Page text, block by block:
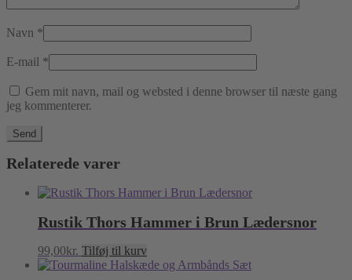
Navn *
E-mail *
Gem mit navn, mail og websted i denne browser til næste gang
jeg kommenterer.
Relaterede varer
Rustik Thors Hammer i Brun Lædersnor
99,00kr. Tilføj til kurv